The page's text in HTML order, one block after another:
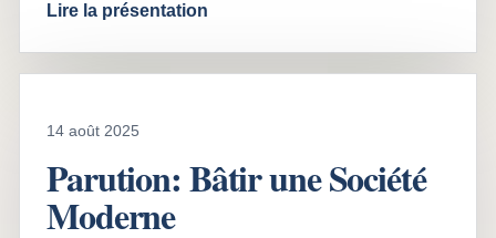
Lire la présentation
14 août 2025
Parution: Bâtir une Société
Moderne